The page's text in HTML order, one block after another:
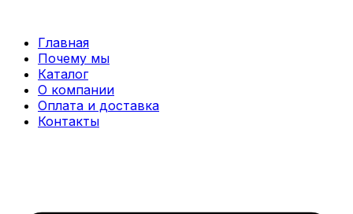
содержимому
Главная
Почему мы
Каталог
О компании
Оплата и доставка
Контакты